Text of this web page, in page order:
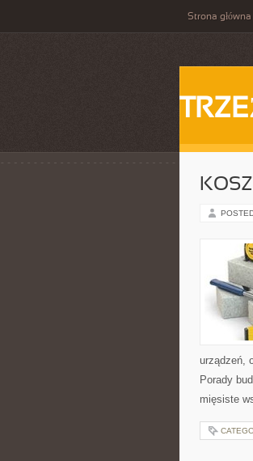
Strona główna
urządzeń,
Porady
mięsiste